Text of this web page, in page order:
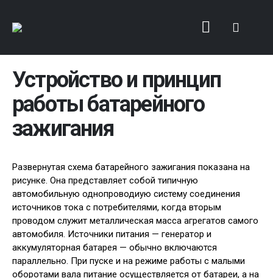
Устройство и принцип
работы батарейного
зажигания
Развернутая схема батарейного зажигания показана на
рисунке. Она представляет собой типичную
автомобильную однопроводиую систему соединения
источников тока с потребителями, когда вторым
проводом служит металлическая масса агрегатов самого
автомобиля. Источники питания — генератор и
аккумуляторная батарея — обычно включаются
параллельно. При пуске и на режиме работы с малыми
оборотами вала питание осуществляется от батареи, а на